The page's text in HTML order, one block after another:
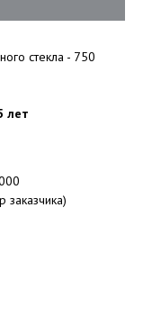
стекла - 750
лет